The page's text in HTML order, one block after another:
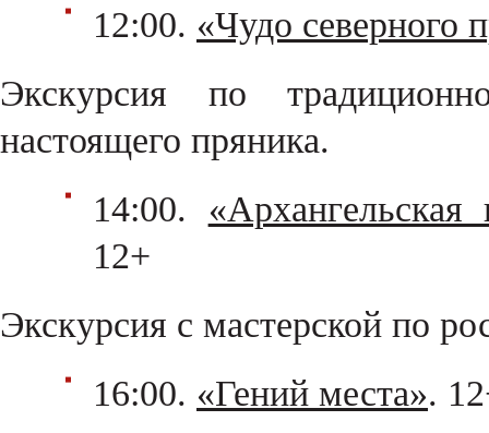
12:00. «Чудо северного
Экскурсия по
настоящего пряника.
14:00.
12+
Экскурсия с мастерской по
16:00. «Гений места».